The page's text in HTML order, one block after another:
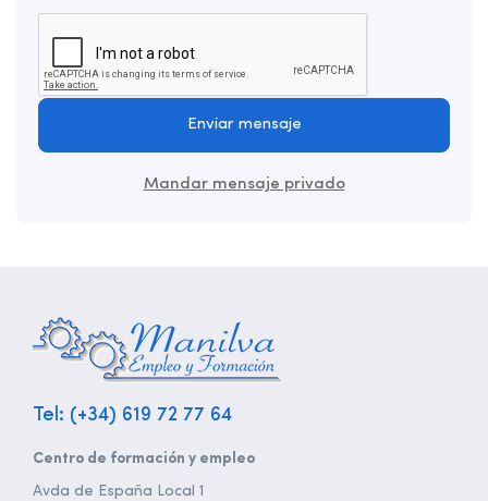
Enviar mensaje
Mandar mensaje privado
Tel: (+34) 619 72 77 64
Centro de formación y empleo
Avda de España Local 1